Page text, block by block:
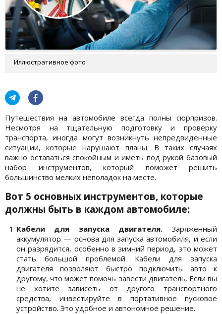
Иллюстративное фото
Путешествия на автомобиле всегда полны сюрпризов.
Несмотря на тщательную подготовку и проверку
транспорта, иногда могут возникнуть непредвиденные
ситуации, которые нарушают планы. В таких случаях
важно оставаться спокойным и иметь под рукой базовый
набор инструментов, который поможет решить
большинство мелких неполадок на месте.
Вот 5 основных инструментов, которые
должны быть в каждом автомобиле:
Кабели для запуска двигателя. Заряженный
аккумулятор — основа для запуска автомобиля, и если
он разрядится, особенно в зимний период, это может
стать большой проблемой. Кабели для запуска
двигателя позволяют быстро подключить авто к
другому, что может помочь завести двигатель. Если вы
не хотите зависеть от другого транспортного
средства, инвестируйте в портативное пусковое
устройство. Это удобное и автономное решение.